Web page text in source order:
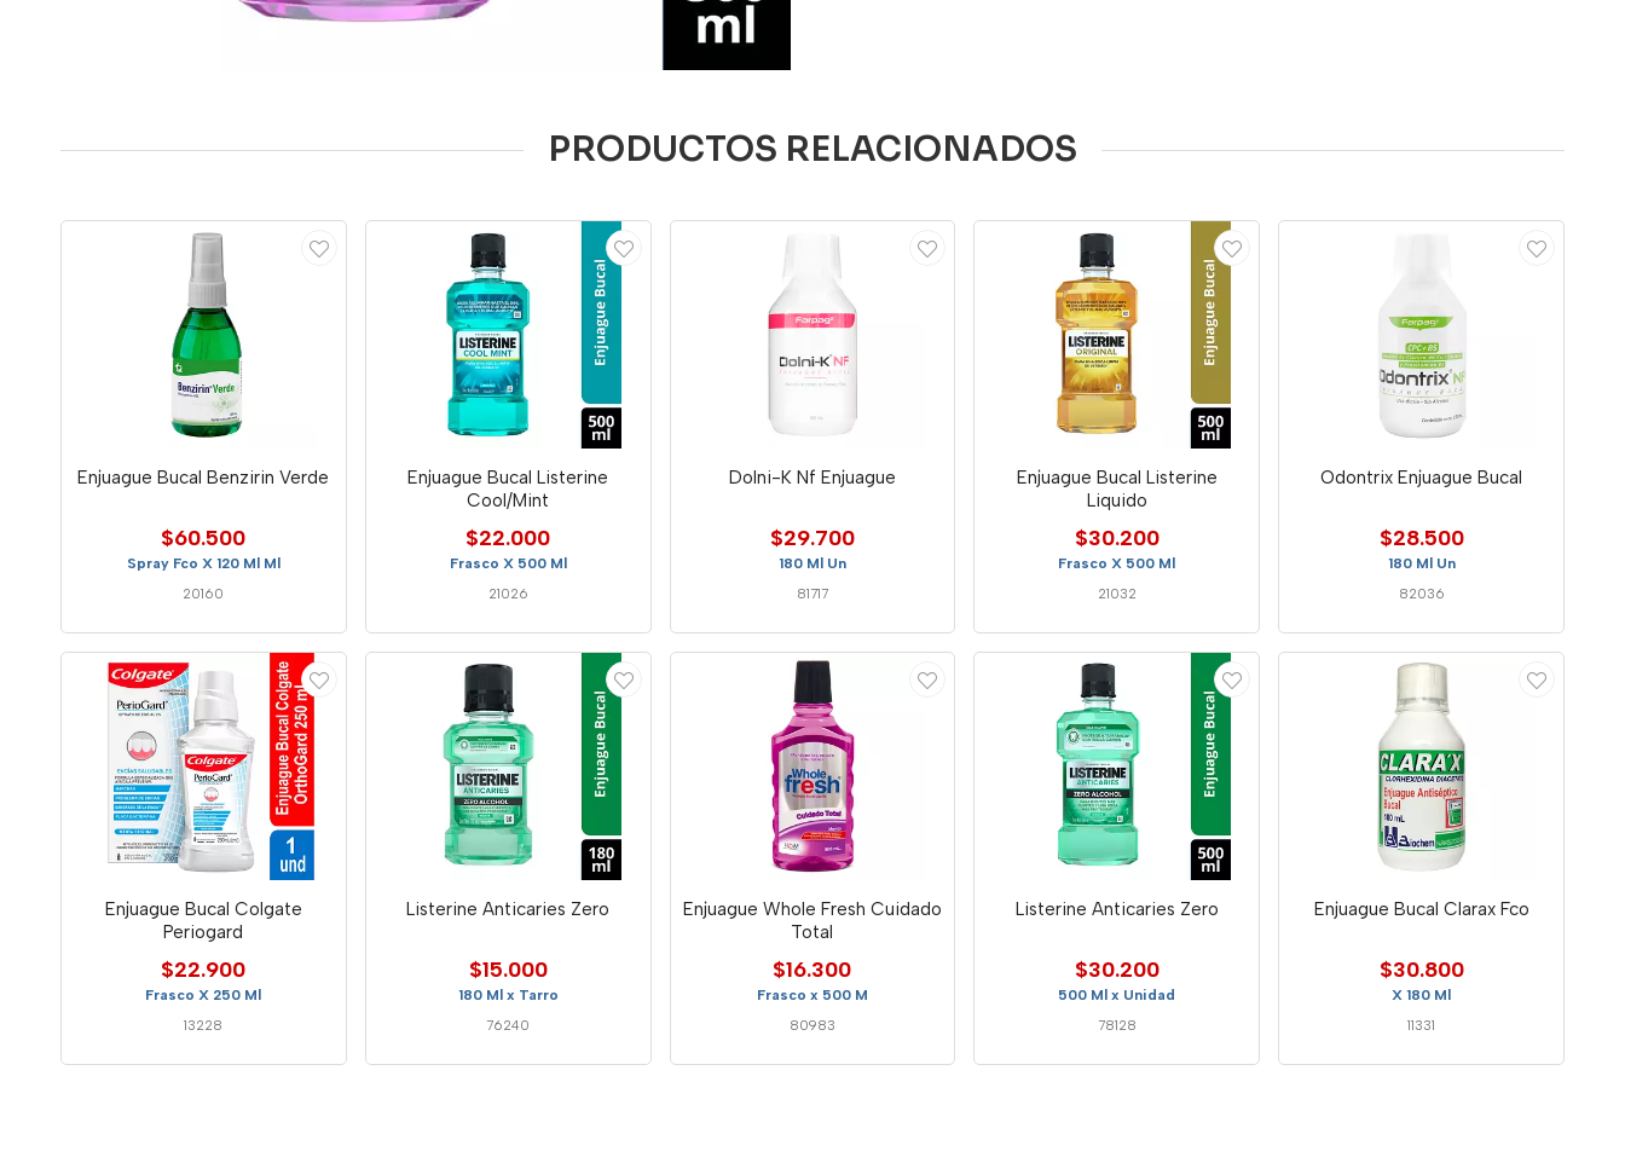
PRODUCTOS RELACIONADOS
Enjuague Bucal Benzirin Verde
$60.500
Spray Fco X 120 Ml Ml
20160
Enjuague Bucal Listerine
Cool/Mint
$22.000
Frasco X 500 Ml
21026
Dolni-K Nf Enjuague
$29.700
180 Ml Un
81717
Enjuague Bucal Listerine
Liquido
$30.200
Frasco X 500 Ml
21032
Odontrix Enjuague Bucal
$28.500
180 Ml Un
82036
Enjuague Bucal Colgate
Periogard
$22.900
Frasco X 250 Ml
13228
Listerine Anticaries Zero
$15.000
180 Ml x Tarro
76240
Enjuague Whole Fresh Cuidado
Total
$16.300
Frasco x 500 M
80983
Listerine Anticaries Zero
$30.200
500 Ml x Unidad
78128
Enjuague Bucal Clarax Fco
$30.800
X 180 Ml
11331